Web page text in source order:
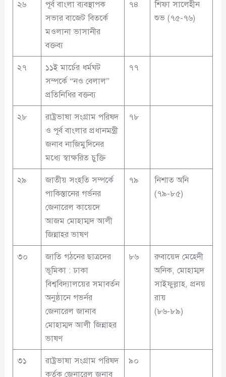
২৬
পূর্ব বাংলা ব্যবস্থাপক
সভার বাজেট বিতর্কে
মওলানা ভাসানীর
বক্তব্য
৭৪
শিফা সালেহীন
শুভ (৭৫-৭৬)
২৭
১১ই মার্চের ধর্মঘট
সম্পর্কে “নও বেলাল”
প্রতিনিধির বক্তব্য
৭৭
২৮
রাষ্ট্রভাষা সংগ্রাম পরিষদ
ও পূর্ব বাংলার প্রধানমন্ত্রী
জনাব নাজিমুদিনের
মধ্যে স্বাক্ষরিত চুক্তি
৭৮
২৯
জাতীয় সংহতি সম্পর্কে
পাকিস্তানের গর্ভনর
জেনারেল কায়েদে
আজম মোহাম্মদ আলী
জিন্নাহর ভাষণ
৭৯
নিশাত অনি
(৭৯-৮৫)
৩০
জাতি গঠনের ছাত্রদের
ভূমিকা : ঢাকা
বিশ্ববিদ্যালয়ের সমাবর্তন
অনুষ্ঠানে গভর্নর
জেনারেল জানাব
মোহাম্মদ আলী জিন্নাহর
ভাষণ
৮৬
রুবায়েদ মেহেদী
অনিক, মোহাম্মদ
সাইফুল্লাহ, প্রনয়
রায়
(৮৬-৮৯)
৩১
রাষ্ট্রভাষা সংগ্রাম পরিষদ
কর্তৃক জেনারেল জনাব
৯০